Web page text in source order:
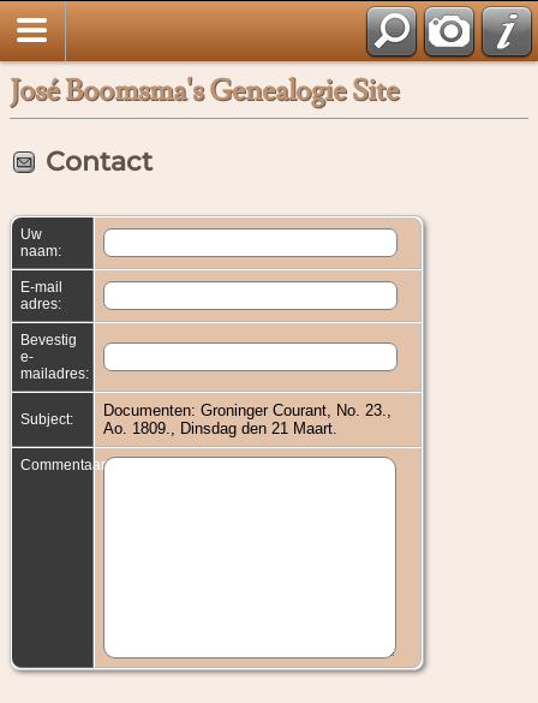
José Boomsma's Genealogie Site
Contact
Uw
naam:
E-mail
adres:
Bevestig
e-
mailadres:
Subject:
Documenten: Groninger Courant, No. 23.,
Ao. 1809., Dinsdag den 21 Maart.
Commentaar: